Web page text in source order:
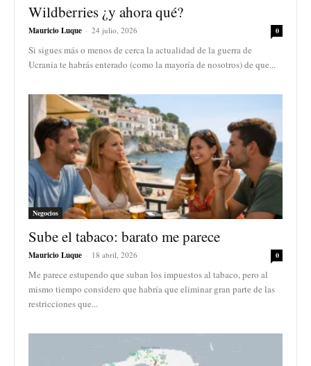
Wildberries ¿y ahora qué?
Mauricio Luque - 24 julio, 2026 0
Si sigues más o menos de cerca la actualidad de la guerra de
Ucrania te habrás enterado (como la mayoría de nosotros) de que...
Negocios
Sube el tabaco: barato me parece
Mauricio Luque - 18 abril, 2026 0
Me parece estupendo que suban los impuestos al tabaco, pero al
mismo tiempo considero que habría que eliminar gran parte de las
restricciones que...